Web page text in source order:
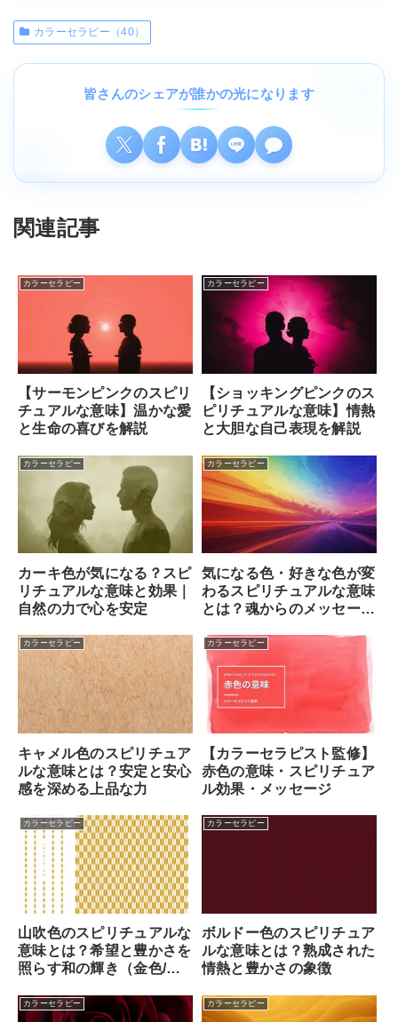
カラーセラピー（40）
皆さんのシェアが誰かの光になります
関連記事
カラーセラピー
【サーモンピンクのスピリ
チュアルな意味】温かな愛
と生命の喜びを解説
カラーセラピー
【ショッキングピンクのス
ピリチュアルな意味】情熱
と大胆な自己表現を解説
カラーセラピー
カーキ色が気になる？スピ
リチュアルな意味と効果｜
自然の力で心を安定
カラーセラピー
気になる色・好きな色が変
わるスピリチュアルな意味
とは？魂からのメッセージ
カラーセラピー
キャメル色のスピリチュア
ルな意味とは？安定と安心
感を深める上品な力
カラーセラピー
【カラーセラピスト監修】
赤色の意味・スピリチュア
ル効果・メッセージ
カラーセラピー
山吹色のスピリチュアルな
意味とは？希望と豊かさを
照らす和の輝き（金色/黄
カラーセラピー
ボルドー色のスピリチュア
ルな意味とは？熟成された
情熱と豊かさの象徴
カラーセラピー カラーセラピー